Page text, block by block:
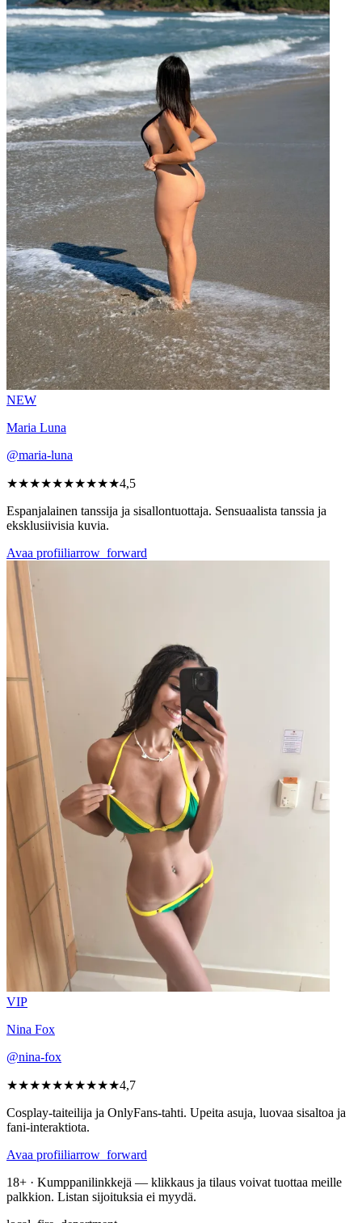
NEW
Maria Luna
@maria-luna
★★★★★★★★★★4,5
Espanjalainen tanssija ja sisallontuottaja. Sensuaalista tanssia ja
eksklusiivisia kuvia.
Avaa profiiliarrow_forward
VIP
Nina Fox
@nina-fox
★★★★★★★★★★4,7
Cosplay-taiteilija ja OnlyFans-tahti. Upeita asuja, luovaa sisaltoa ja
fani-interaktiota.
Avaa profiiliarrow_forward
18+ · Kumppanilinkkejä — klikkaus ja tilaus voivat tuottaa meille
palkkion. Listan sijoituksia ei myydä.